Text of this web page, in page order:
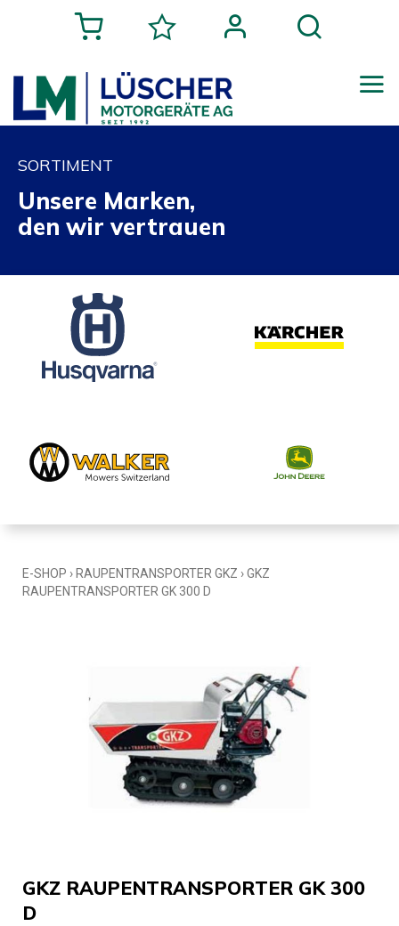
SORTIMENT
Unsere Marken,
den wir vertrauen
E-SHOP › RAUPENTRANSPORTER GKZ ›GKZ
RAUPENTRANSPORTER GK 300 D
GKZ RAUPENTRANSPORTER GK 300
D